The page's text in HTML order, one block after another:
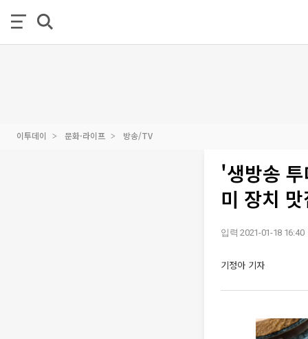
이투데이 문화·라이프 방송/TV
'생방송
미 장치
입력 2021-01-18 16:40
기정아 기자